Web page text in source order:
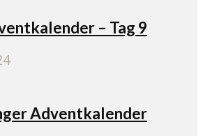
– Tag 9
Adventkalender